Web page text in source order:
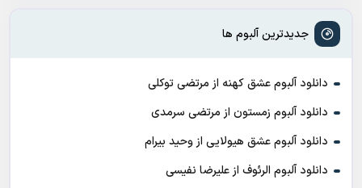
جدیدترین آلبوم ها
دانلود آلبوم عشق کهنه از مرتضی توکلی
دانلود آلبوم زمستون از مرتضی سرمدی
دانلود آلبوم عشق هیولایی از وحید بیرام
دانلود آلبوم الرئوف از علیرضا نفیسی